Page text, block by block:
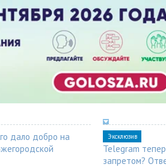
дало добро на
Эксклюзив
Telegram
запретом?